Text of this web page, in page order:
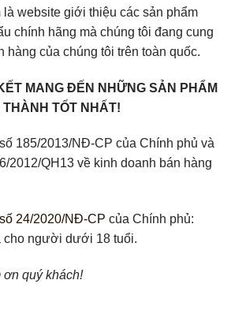
là website giới thiệu các sản phẩm
chính hãng mà chúng tôi đang cung
hàng của chúng tôi trên toàn quốc.
MANG ĐẾN NHỮNG SẢN PHẨM
TỐT NHẤT!
185/2013/NĐ-CP của Chính phủ và
2012/QH13 về kinh doanh bán hàng
24/2020/NĐ-CP của Chính phủ:
cho người dưới 18 tuổi.
ơn quý khách!